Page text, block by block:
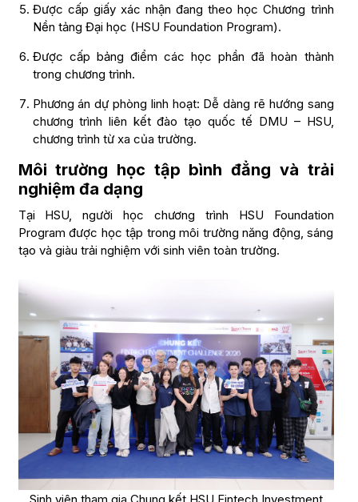
Được cấp giấy xác nhận đang theo học Chương trình
Nền tảng Đại học (HSU Foundation Program).
Được cấp bảng điểm các học phần đã hoàn thành
trong chương trình.
Phương án dự phòng linh hoạt: Dễ dàng rẽ hướng sang
chương trình liên kết đào tạo quốc tế DMU – HSU,
chương trình từ xa của trường.
Môi trường học tập bình đẳng và trải
nghiệm đa dạng
Tại HSU, người học chương trình HSU Foundation
Program được học tập trong môi trường năng động, sáng
tạo và giàu trải nghiệm với sinh viên toàn trường.